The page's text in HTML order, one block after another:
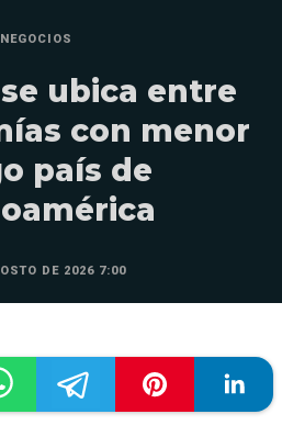
NEGOCIOS
ubica entre
con menor
país de
DE 2026 7:00